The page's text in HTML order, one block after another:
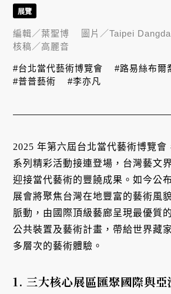
2025 年第六屆台北當代藝術博覽會
系列精彩活動接連登場，台灣藝文
迎接當代藝術的豐饒成果。如今公
展會將聚焦台灣在地豐富的藝術風
脈動，由國際頂級藝廊呈現最優質
公共裝置及藝術計畫，帶給世界藏
多層次的藝術體驗。
1. 三大核心展區匯聚國際與亞
展覽
編輯／葉聖博 圖片／Taipei
核稿／高麗音
#台北當代藝術博覽會
#路易絲布爾
#普普藝術
#李亦凡